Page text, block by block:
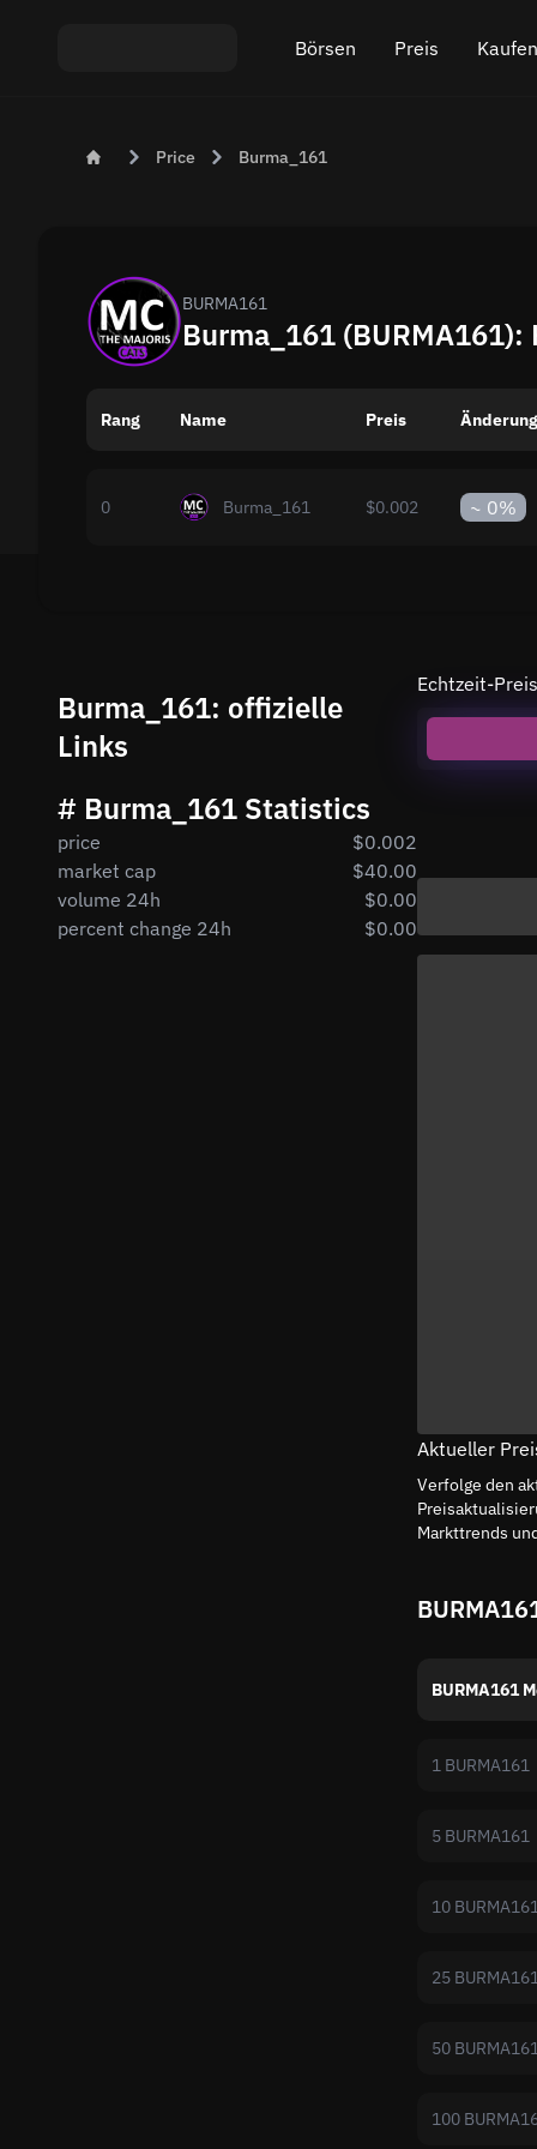
Börsen
Austausch ETH An USDT
Austausch ETH An BTC
Austausch BTC An XMR
Beliebte Börsen
Preis
Price Burma_161
BURMA161
Burma_161
Rang Name Preis
0 Burma_161 $0.002 ~ 0%
Burma_161: offizielle
Links
# Burma_161 Statistics
price
$0.002
market cap
$40.00
volume 24h
$0.00
percent change 24h
$0.00
Echtzeit-
Aktueller
Verfolge den
Markttrends
BURMA161
1 BURMA161
5 BURMA161
10
25
50
100